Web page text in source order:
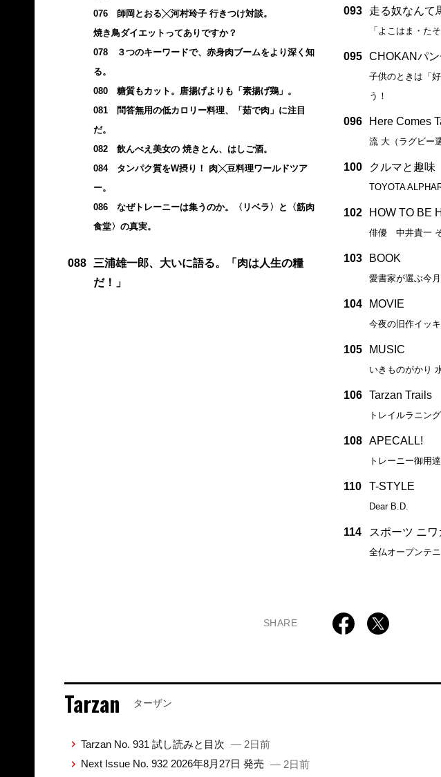
076 師岡とおる╳河村玲子 行きつけ対談。
焼き鳥ダイエットってありですか？
078 ３つのキーワードで、赤身肉ブームをより深く知
る。
080 糖質もカット。唐揚げよりも「素揚げ鶏」。
081 問答無用の低カロリー料理、「茹で肉」に注目
だ。
082 飲んべえ美女の 焼きとん、はしご酒。
084 タンパク質をW摂り！ 肉╳豆料理ワールドツア
ー。
086 なぜトレーニーは集うのか。〈リベラ〉と〈筋肉
食堂〉の真実。
088
三浦雄一郎、大いに語る。「肉は人生の糧
だ！」
093 走る奴なんて
「よこはま・たそ
095 CHOKANパン
子供のときは「
う！
096 Here Comes
流 大（ラグビー
100 クルマと趣味
TOYOTA
102 HOW TO BE
俳優 中井貴一
103 BOOK
愛書家が選ぶ今
104 MOVIE
今夜の旧作イッ
105 MUSIC
いきものがかり
106 Tarzan Trails
トレイルラニン
108 APECALL!
トレーニー御用
110 T-STYLE
Dear B.D.
114 スポーツ ニワ
全仏オープンテ
SHARE
Tarzan ターザン
Tarzan No. 931 試し読みと目次 — 2日前
Next Issue No. 932 2026年8月27日 発売 — 2日前